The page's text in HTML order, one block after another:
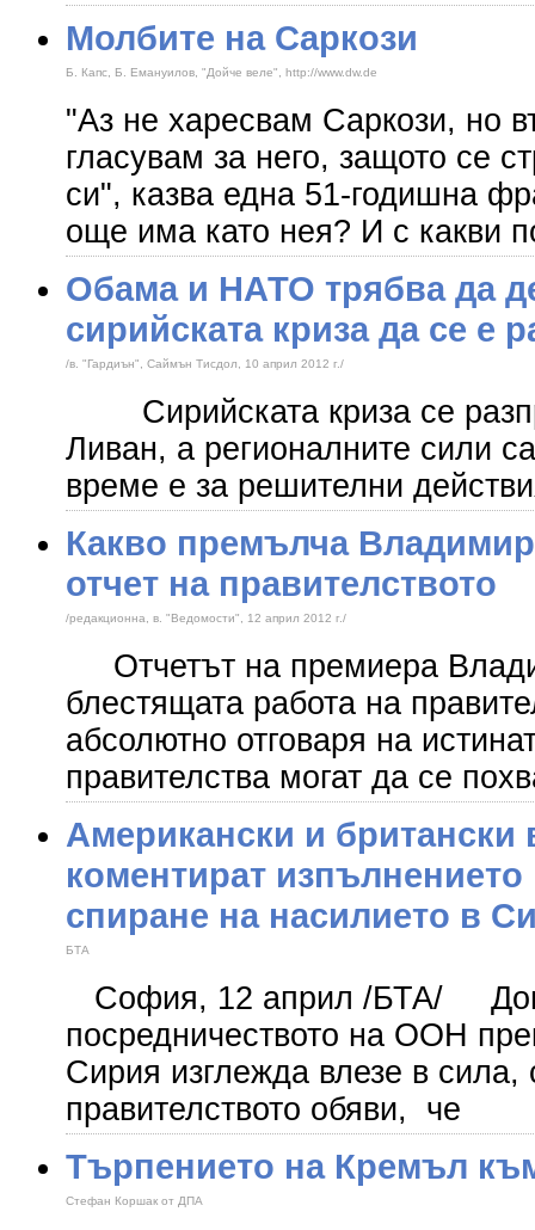
Молбите на Саркози
Б. Капс, Б. Емануилов, "Дойче веле", http://www.dw.de
"Аз не харесвам Саркози, но
гласувам за него, защото се
си", казва една 51-годишна
още има като нея? И с какви
Обама и НАТО трябва да
сирийската криза да се е
/в. "Гардиън", Саймън Тисдол, 10 април 2012 г./
Сирийската криза се
Ливан, а регионалните сили
време е за решителни
Какво премълча
отчет на правителството
/редакционна, в. "Ведомости", 12 април 2012 г./
Отчетът на премиера
блестящата работа на
абсолютно отговаря на
правителства могат да се
Американски и британски
коментират изпълнението
спиране на насилието в
БТА
София, 12 април /БТА/
посредничеството на ООН
Сирия изглежда влезе в сила,
правителството обяви, че
Търпението на Кремъл
Стефан Коршак от ДПА